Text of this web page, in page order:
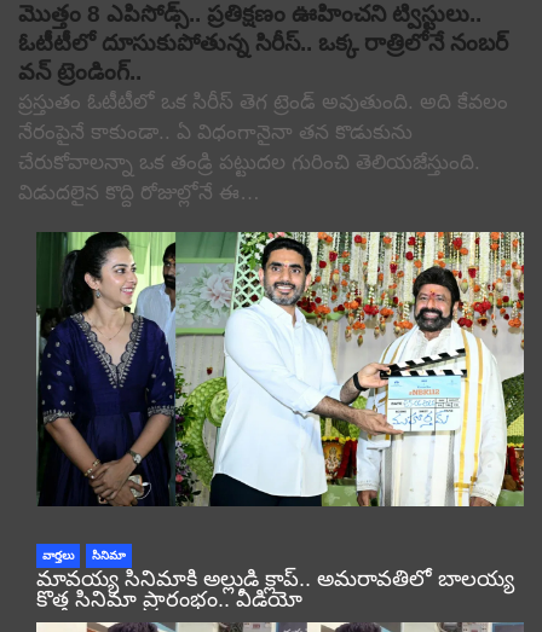
మొత్తం 8 ఎపిసోడ్స్.. ప్రతిక్షణం ఊహించని ట్విస్టులు..
ఓటీటీలో దూసుకుపోతున్న సిరీస్.. ఒక్క రాత్రిలోనే నంబర్
వన్ ట్రెండింగ్..
ప్రస్తుతం ఓటీటీలో ఒక సిరీస్ తెగ ట్రెండ్ అవుతుంది. అది కేవలం
నేరంపైనే కాకుండా.. ఏ విధంగానైనా తన కొడుకును
చేరుకోవాలన్నా ఒక తండ్రి పట్టుదల గురించి తెలియజేస్తుంది.
విడుదలైన కొద్ది రోజుల్లోనే ఈ…
వార్తలు సినిమా
మావయ్య సినిమాకి అల్లుడి క్లాప్.. అమరావతిలో బాలయ్య
కొత్త సినిమా ప్రారంభం.. వీడియో